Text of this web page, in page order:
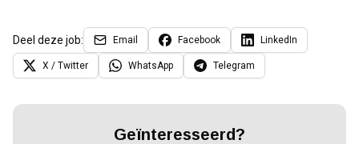
Deel deze job: Email Facebook LinkedIn
X / Twitter WhatsApp Telegram
Geïnteresseerd?